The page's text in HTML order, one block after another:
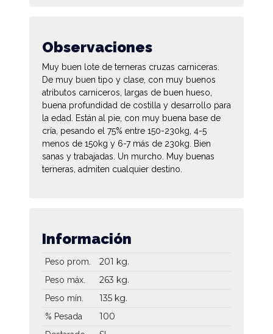
Observaciones
Muy buen lote de terneras cruzas carniceras.
De muy buen tipo y clase, con muy buenos
atributos carniceros, largas de buen hueso,
buena profundidad de costilla y desarrollo para
la edad. Están al pie, con muy buena base de
cría, pesando el 75% entre 150-230kg, 4-5
menos de 150kg y 6-7 más de 230kg. Bien
sanas y trabajadas. Un murcho. Muy buenas
terneras, admiten cualquier destino.
Información
Peso prom. 201 kg.
Peso máx. 263 kg.
Peso mín. 135 kg.
% Pesada 100